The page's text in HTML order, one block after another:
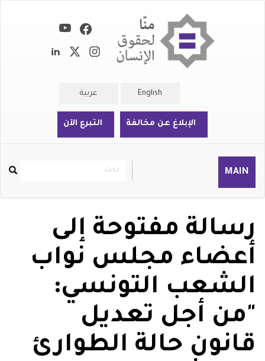
English عربية
الإبلاغ عن مخالفة التبرع الآن
MAIN
Rechercher
بحث
رسالة مفتوحة إلى
أعضاء مجلس نواب
الشعب التونسي:
"من أجل تعديل
قانون حالة الطوارئ